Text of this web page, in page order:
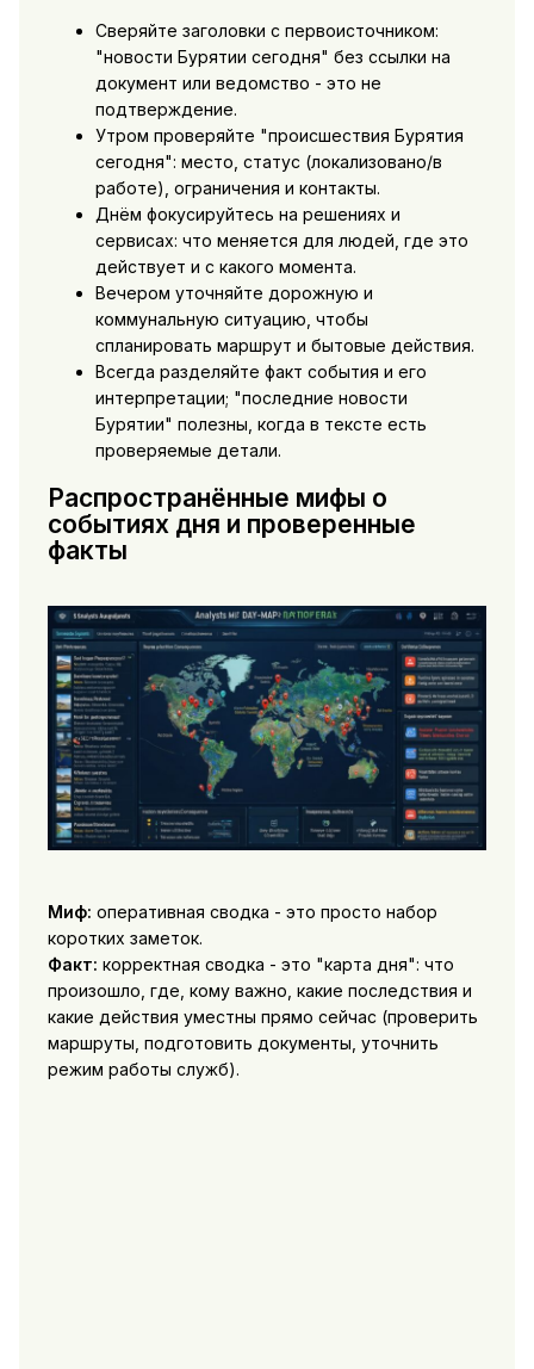
Сверяйте заголовки с первоисточником:
"новости Бурятии сегодня" без ссылки на
документ или ведомство - это не
подтверждение.
Утром проверяйте "происшествия Бурятия
сегодня": место, статус (локализовано/в
работе), ограничения и контакты.
Днём фокусируйтесь на решениях и
сервисах: что меняется для людей, где это
действует и с какого момента.
Вечером уточняйте дорожную и
коммунальную ситуацию, чтобы
спланировать маршрут и бытовые действия.
Всегда разделяйте факт события и его
интерпретации; "последние новости
Бурятии" полезны, когда в тексте есть
проверяемые детали.
Распространённые мифы о
событиях дня и проверенные
факты
Миф: оперативная сводка - это просто набор
коротких заметок.
Факт: корректная сводка - это "карта дня": что
произошло, где, кому важно, какие последствия и
какие действия уместны прямо сейчас (проверить
маршруты, подготовить документы, уточнить
режим работы служб).